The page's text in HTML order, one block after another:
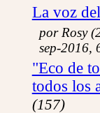
Actualidad
Noticias
Una
Diálogo
Foros
Lo que
Libro de
La voz
por Rosy
sep-2016,
"Eco de
todos los
(157)